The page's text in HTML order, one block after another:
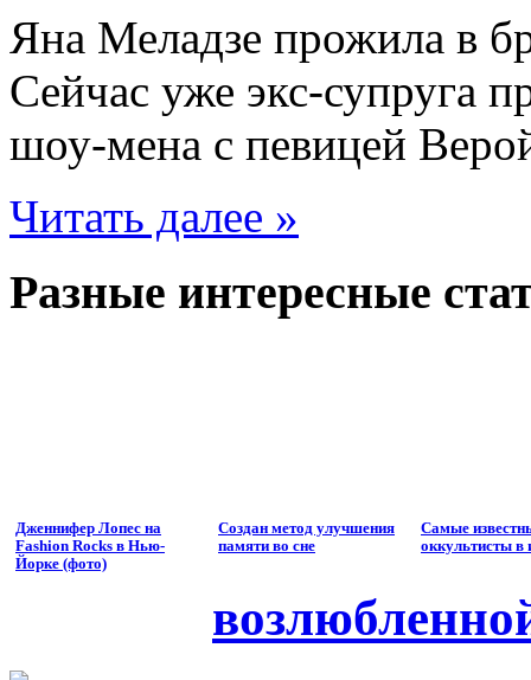
Яна Меладзе прожила в
Сейчас уже экс-супруга
шоу-мена с певицей
Читать далее »
Разные интересные
Дженнифер Лопес на
Fashion Rocks в Нью-
Йорке (фото)
Создан метод улучшения
памяти во сне
Самые
оккультисты в